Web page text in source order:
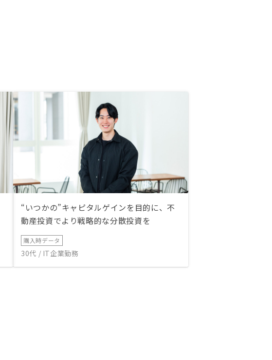
“いつかの”キャピタルゲインを目的に、不
動産投資でより戦略的な分散投資を
購入時データ
30代 / IT企業勤務